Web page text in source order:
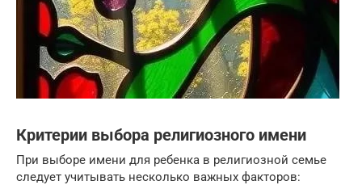
Критерии выбора религиозного имени
При выборе имени для ребенка в религиозной семье
следует учитывать несколько важных факторов: